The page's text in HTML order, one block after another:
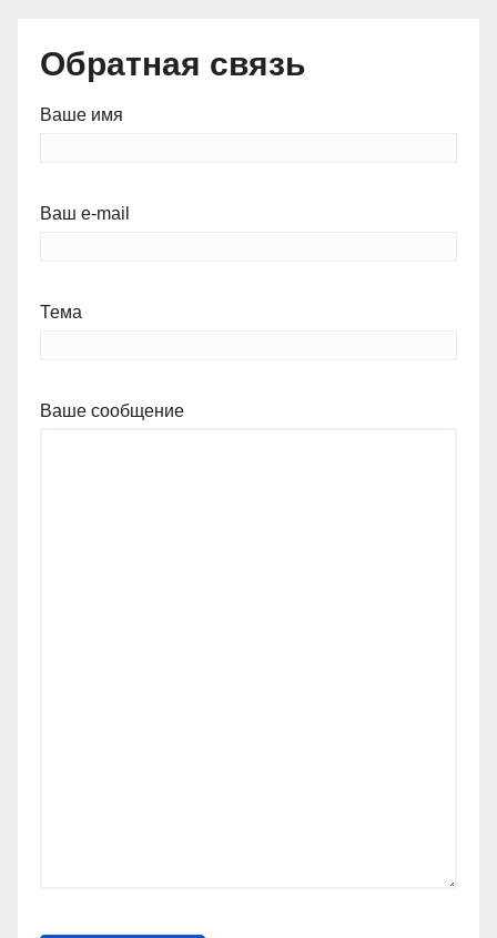
Обратная связь
Ваше имя
Ваш e-mail
Тема
Ваше сообщение